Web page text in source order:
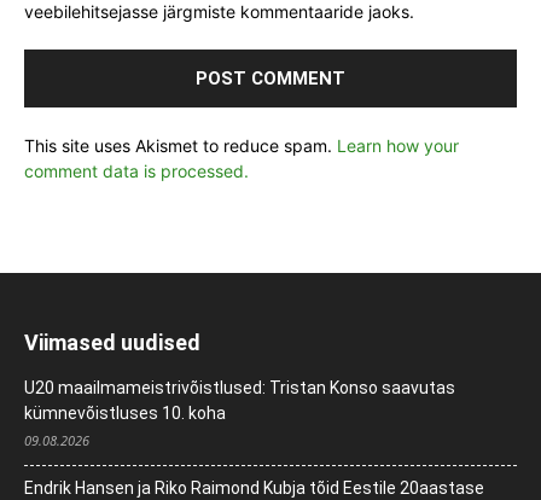
veebilehitsejasse järgmiste kommentaaride jaoks.
This site uses Akismet to reduce spam. Learn how your
comment data is processed.
Viimased uudised
U20 maailmameistrivõistlused: Tristan Konso saavutas
kümnevõistluses 10. koha
09.08.2026
Endrik Hansen ja Riko Raimond Kubja tõid Eestile 20aastase